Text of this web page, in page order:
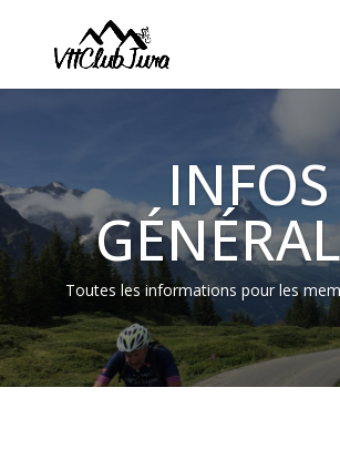
INFOS
Toutes les informations pour les